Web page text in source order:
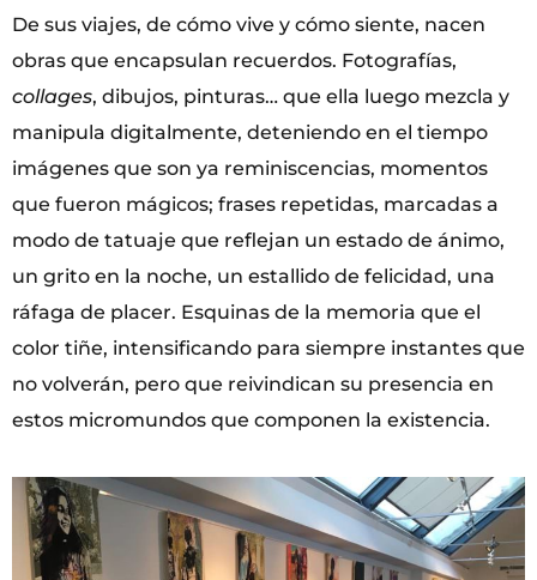
De sus viajes, de cómo vive y cómo siente, nacen
obras que encapsulan recuerdos. Fotografías,
collages, dibujos, pinturas… que ella luego mezcla y
manipula digitalmente, deteniendo en el tiempo
imágenes que son ya reminiscencias, momentos
que fueron mágicos; frases repetidas, marcadas a
modo de tatuaje que reflejan un estado de ánimo,
un grito en la noche, un estallido de felicidad, una
ráfaga de placer. Esquinas de la memoria que el
color tiñe, intensificando para siempre instantes que
no volverán, pero que reivindican su presencia en
estos micromundos que componen la existencia.